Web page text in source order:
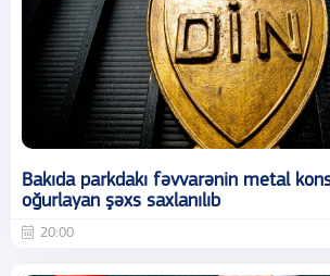
Bakıda parkdakı fəvvarənin metal
oğurlayan şəxs saxlanılıb
20:00